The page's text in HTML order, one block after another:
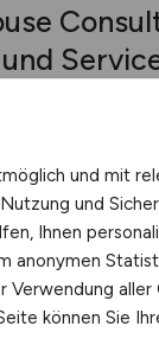
Industrie
innovatives,
mehr als 100
Know-
enger
immer
GMBH
und mit
und
Ihnen
anonymen
Verwendung aller
können Sie